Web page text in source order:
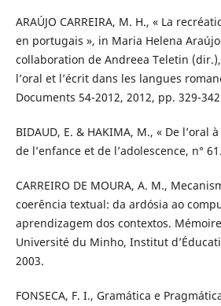
ARAÚJO CARREIRA, M. H., « La
en portugais », in Maria Helena
collaboration de Andreea Teletin
l’oral et l’écrit dans les langues
Documents 54-2012, 2012, pp. 329-
BIDAUD, E. & HAKIMA, M., « De l’oral
de l’enfance et de l’adolescence, n°
CARREIRO DE MOURA, A. M.,
coerência textual: da ardósia ao
aprendizagem dos contextos.
Université du Minho, Institut
2003.
FONSECA, F. I., Gramática e